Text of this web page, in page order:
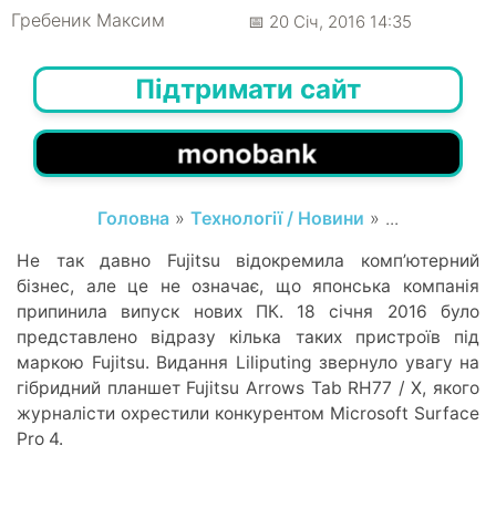
Гребеник Максим 📅 20 Січ, 2016 14:35
Підтримати сайт
Головна » Технології / Новини » ...
Не так давно Fujitsu відокремила комп’ютерний
бізнес, але це не означає, що японська компанія
припинила випуск нових ПК. 18 січня 2016 було
представлено відразу кілька таких пристроїв під
маркою Fujitsu. Видання Liliputing звернуло увагу на
гібридний планшет Fujitsu Arrows Tab RH77 / X, якого
журналісти охрестили конкурентом Microsoft Surface
Pro 4.